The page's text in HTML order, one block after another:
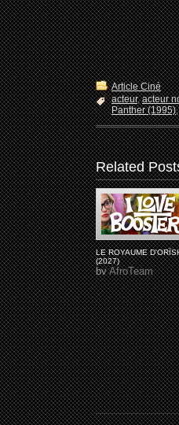
Article Ciné
acteur,acteur
Panther (1995)
Related
LE ROYAUME
(2027)
byAfroTeam